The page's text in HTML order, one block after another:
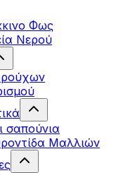
Φως
Νερού
ρούχων
σαπούνια
Μαλλιών